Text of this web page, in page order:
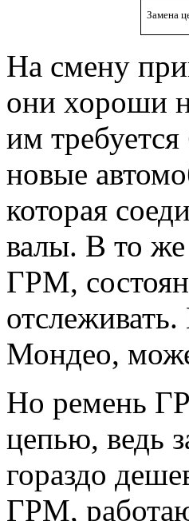
Замена
На смену
они хороши
им
новые
которая
валы. В то
ГРМ,
Мондео,
Но ремень
цепью, ведь
гораздо
ГРМ,